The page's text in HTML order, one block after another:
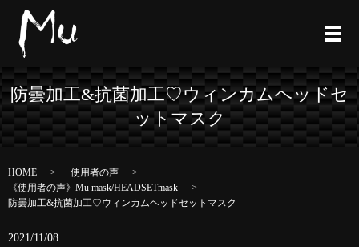
防曇加工&抗菌加工♡ウィンカムヘッドセ
ットマスク
HOME
使用者の声
《使用者の声》Mu mask/HEADSETmask
防曇加工&抗菌加工♡ウィンカムヘッドセットマスク
2021/11/08